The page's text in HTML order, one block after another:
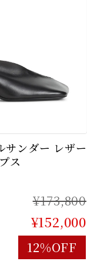
ンダー レザー
ス
¥173,800
¥152,000
12%OFF